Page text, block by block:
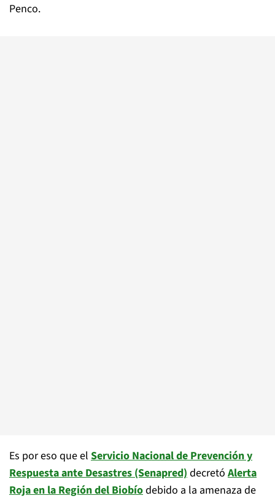
Penco.
Es por eso que el Servicio Nacional de Prevención y
Respuesta ante Desastres (Senapred) decretó Alerta
Roja en la Región del Biobíodebido a la amenaza de